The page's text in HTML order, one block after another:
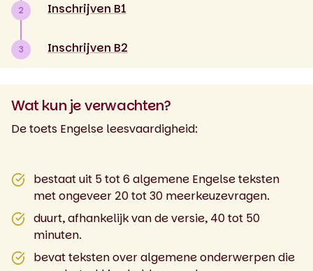
2 Inschrijven B1
3 Inschrijven B2
Wat kun je verwachten?
De toets Engelse leesvaardigheid:
bestaat uit 5 tot 6 algemene Engelse teksten
met ongeveer 20 tot 30 meerkeuzevragen.
duurt, afhankelijk van de versie, 40 tot 50
minuten.
bevat teksten over algemene onderwerpen die